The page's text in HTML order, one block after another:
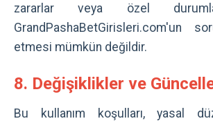
zararlar veya özel
GrandPashaBetGirisleri.com'un
etmesi mümkün değildir.
8. Değişiklikler ve
Bu kullanım koşulları, yasal